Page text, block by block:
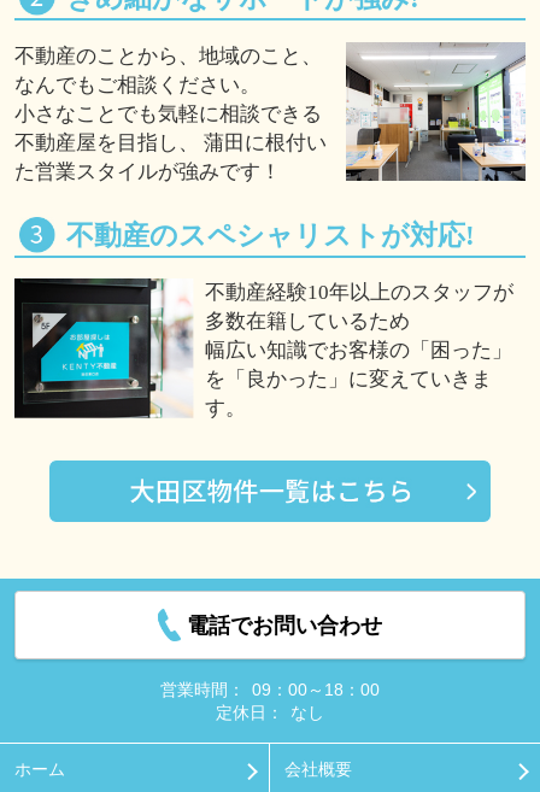
不動産のことから、地域のこと、
なんでもご相談ください。
小さなことでも気軽に相談できる
不動産屋を目指し、 蒲田に根付い
た営業スタイルが強みです！
不動産のスペシャリストが対応!
不動産経験10年以上のスタッフが
多数在籍しているため
幅広い知識でお客様の「困った」
を「良かった」に変えていきま
す。
電話でお問い合わせ
営業時間：
09：00～18：00
定休日：
なし
ホーム 会社概要